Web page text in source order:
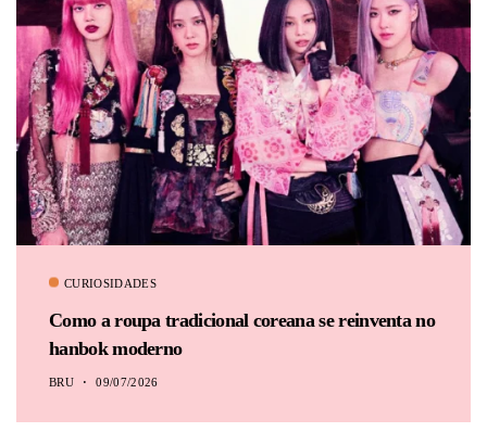
BRU
CURIOSIDADES
Como a roupa tradicional coreana se reinventa no
hanbok moderno
BRU 09/07/2026